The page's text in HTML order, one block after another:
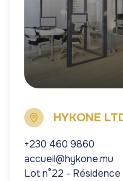
HYKONE
+230 460 9860
accueil@hykone.mu
Lot n°22 - Résidence